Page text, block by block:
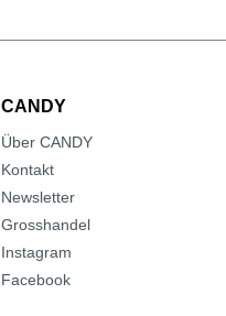
CANDY
Über CANDY
Kontakt
Newsletter
Grosshandel
Instagram
Facebook